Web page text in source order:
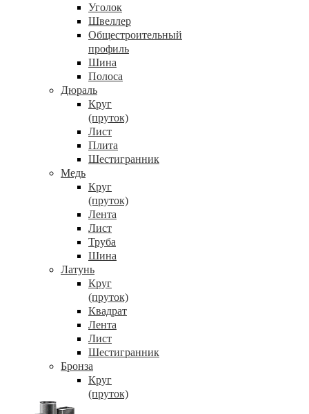
Уголок
Швеллер
Общестроительный
профиль
Шина
Полоса
Дюраль
Круг
(пруток)
Лист
Плита
Шестигранник
Медь
Круг
(пруток)
Лента
Лист
Труба
Шина
Латунь
Круг
(пруток)
Квадрат
Лента
Лист
Шестигранник
Бронза
Круг
(пруток)